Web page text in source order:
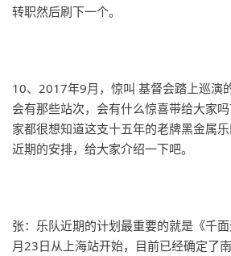
转职然后刷下一个。
10、2017年9月，惊叫 基督会踏上巡演
会有那些站次，会有什么惊喜带给大家
家都很想知道这支十五年的老牌黑金属
近期的安排，给大家介绍一下吧。
张：乐队近期的计划最重要的就是《千
月23日从上海站开始，目前已经确定了